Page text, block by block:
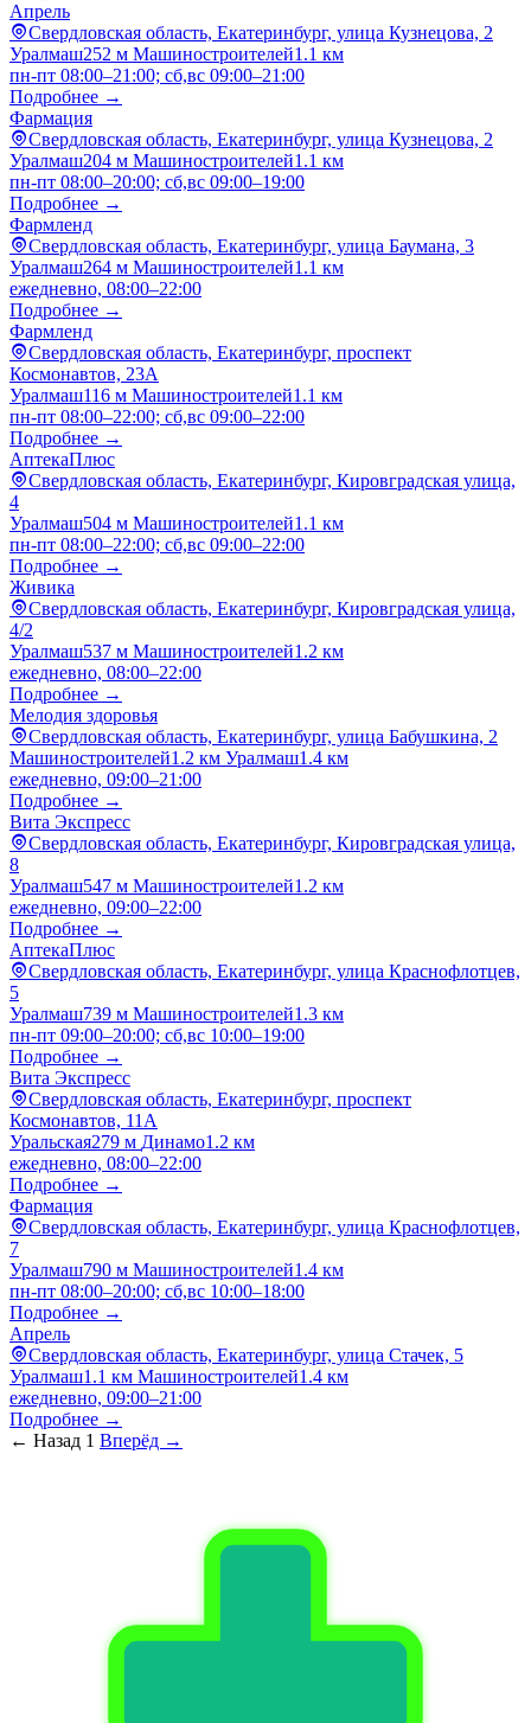
Апрель
Свердловская область, Екатеринбург, улица Кузнецова, 2
Уралмаш252 м Машиностроителей1.1 км
пн-пт 08:00–21:00; сб,вс 09:00–21:00
Подробнее →
Фармация
Свердловская область, Екатеринбург, улица Кузнецова, 2
Уралмаш204 м Машиностроителей1.1 км
пн-пт 08:00–20:00; сб,вс 09:00–19:00
Подробнее →
Фармленд
Свердловская область, Екатеринбург, улица Баумана, 3
Уралмаш264 м Машиностроителей1.1 км
ежедневно, 08:00–22:00
Подробнее →
Фармленд
Свердловская область, Екатеринбург, проспект
Космонавтов, 23А
Уралмаш116 м Машиностроителей1.1 км
пн-пт 08:00–22:00; сб,вс 09:00–22:00
Подробнее →
АптекаПлюс
Свердловская область, Екатеринбург, Кировградская улица,
4
Уралмаш504 м Машиностроителей1.1 км
пн-пт 08:00–22:00; сб,вс 09:00–22:00
Подробнее →
Живика
Свердловская область, Екатеринбург, Кировградская улица,
4/2
Уралмаш537 м Машиностроителей1.2 км
ежедневно, 08:00–22:00
Подробнее →
Мелодия здоровья
Свердловская область, Екатеринбург, улица Бабушкина, 2
Машиностроителей1.2 км Уралмаш1.4 км
ежедневно, 09:00–21:00
Подробнее →
Вита Экспресс
Свердловская область, Екатеринбург, Кировградская улица,
8
Уралмаш547 м Машиностроителей1.2 км
ежедневно, 09:00–22:00
Подробнее →
АптекаПлюс
Свердловская область, Екатеринбург, улица Краснофлотцев,
5
Уралмаш739 м Машиностроителей1.3 км
пн-пт 09:00–20:00; сб,вс 10:00–19:00
Подробнее →
Вита Экспресс
Свердловская область, Екатеринбург, проспект
Космонавтов, 11А
Уральская279 м Динамо1.2 км
ежедневно, 08:00–22:00
Подробнее →
Фармация
Свердловская область, Екатеринбург, улица Краснофлотцев,
7
Уралмаш790 м Машиностроителей1.4 км
пн-пт 08:00–20:00; сб,вс 10:00–18:00
Подробнее →
Апрель
Свердловская область, Екатеринбург, улица Стачек, 5
Уралмаш1.1 км Машиностроителей1.4 км
ежедневно, 09:00–21:00
Подробнее →
← Назад 1 Вперёд →